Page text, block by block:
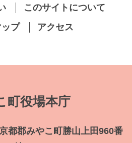
このサイトについて
プ
アクセス
町役場本庁
都郡みやこ町勝山上田960番